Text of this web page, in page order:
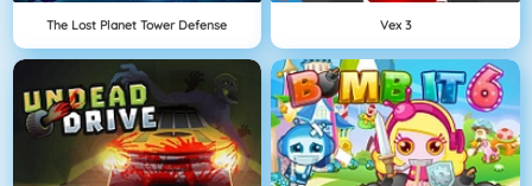
The Lost Planet Tower Defense Vex 3